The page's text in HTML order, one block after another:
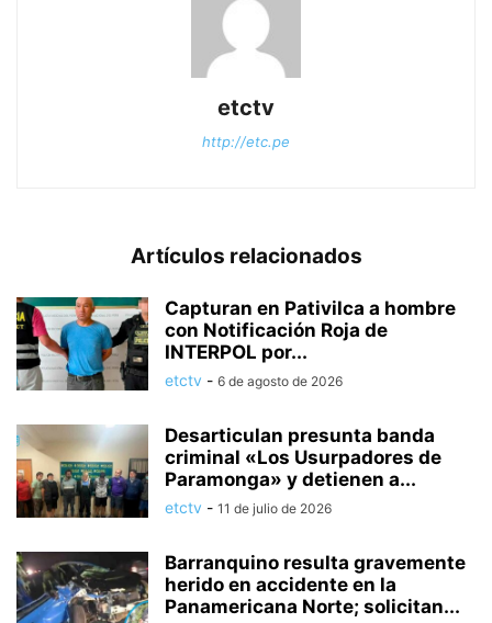
etctv
http://etc.pe
Artículos relacionados
Capturan en Pativilca a hombre
con Notificación Roja de
INTERPOL por...
etctv - 6 de agosto de 2026
Desarticulan presunta banda
criminal «Los Usurpadores de
Paramonga» y detienen a...
etctv - 11 de julio de 2026
Barranquino resulta gravemente
herido en accidente en la
Panamericana Norte; solicitan...